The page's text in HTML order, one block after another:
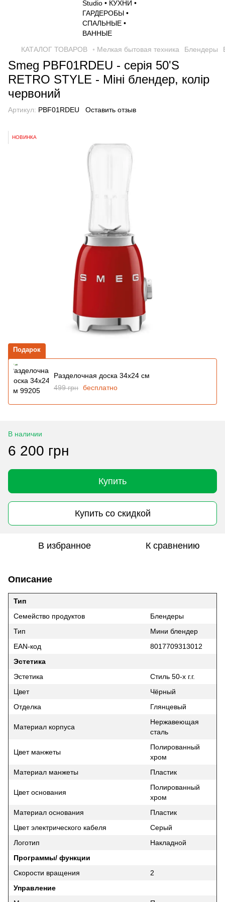
КАТАЛОГ ТОВАРОВ ◦ Мелкая бытовая техника Блендеры
Smeg PBF01RDEU - серія 50'S
RETRO STYLE - Міні блендер, колір
червоний
Артикул: PBF01RDEU Оставить отзыв
НОВИНКА
Подарок
Разделочная доска 34x24 см
499 грн бесплатно
В наличии
6 200 грн
Купить
Купить со скидкой
В избранное К сравнению
Описание
Тип
Семейство продуктов
Блендеры
Тип
Мини блендер
EAN-код
8017709313012
Эстетика
Эстетика
Стиль 50-х г.г.
Цвет
Чёрный
Отделка
Глянцевый
Материал корпуса
Нержавеющая
сталь
Цвет манжеты
Полированный
хром
Материал манжеты
Пластик
Цвет основания
Полированный
хром
Материал основания
Пластик
Цвет электрического кабеля
Серый
Логотип
Накладной
Программы/ функции
Скорости вращения
2
Управление